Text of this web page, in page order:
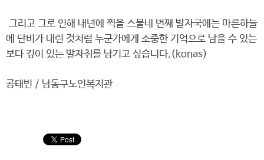
그리고 그로 인해 내년에 찍을 스물네 번째 발자국에는 마른하늘
에 단비가 내린 것처럼 누군가에게 소중한 기억으로 남을 수 있는
보다 깊이 있는 발자취를 남기고 싶습니다.(konas)
공태빈 / 남동구노인복지관